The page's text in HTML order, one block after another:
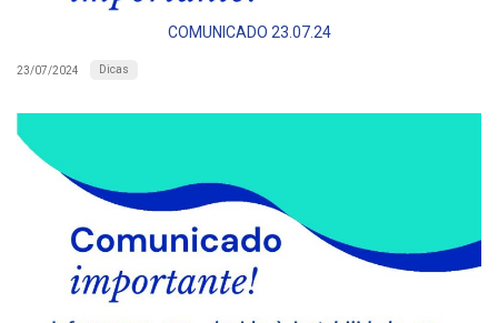
COMUNICADO 23.07.24
23/07/2024 Dicas